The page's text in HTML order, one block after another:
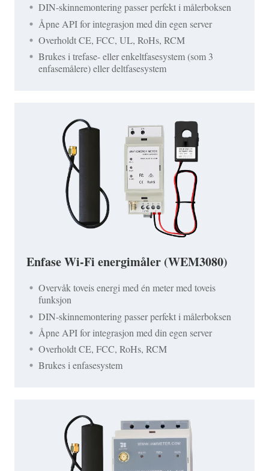
DIN-skinnemontering passer perfekt i målerboksen
Åpne API for integrasjon med din egen server
Overholdt CE, FCC, UL, RoHs, RCM
Brukes i trefase- eller enkeltfasesystem (som 3
enfasemålere) eller deltfasesystem
Enfase Wi-Fi energimåler (WEM3080)
Overvåk toveis energi med én meter med toveis
funksjon
DIN-skinnemontering passer perfekt i målerboksen
Åpne API for integrasjon med din egen server
Overholdt CE, FCC, RoHs, RCM
Brukes i enfasesystem